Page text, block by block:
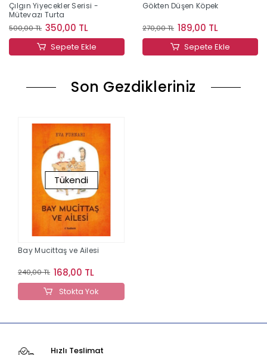
Çılgın Yiyecekler Serisi -
Mütevazı Turta
500,00 TL 350,00 TL
Sepete Ekle
Gökten Düşen Köpek
270,00 TL 189,00 TL
Sepete Ekle
Son Gezdikleriniz
Tükendi
Bay Mucittaş ve Ailesi
240,00 TL 168,00 TL
Stokta Yok
Hızlı Teslimat